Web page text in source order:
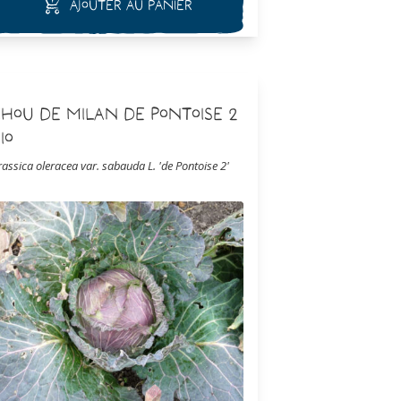
sautées, en gratin ou en velouté.
Ajouter au panier
de Milan de Pontoise 2
oleracea var. sabauda L. 'de Pontoise 2'